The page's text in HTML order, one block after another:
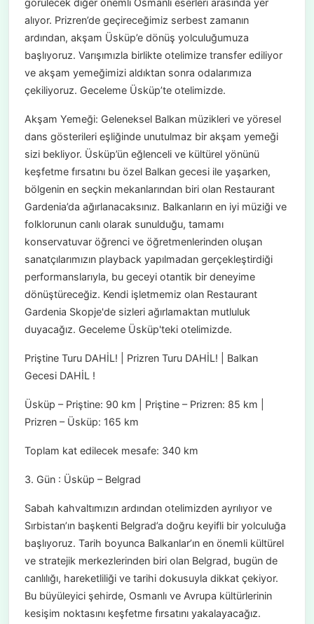
görülecek diğer önemli Osmanlı eserleri arasında yer
alıyor. Prizren’de geçireceğimiz serbest zamanın
ardından, akşam Üsküp’e dönüş yolculuğumuza
başlıyoruz. Varışımızla birlikte otelimize transfer ediliyor
ve akşam yemeğimizi aldıktan sonra odalarımıza
çekiliyoruz. Geceleme Üsküp’te otelimizde.
Akşam Yemeği: Geleneksel Balkan müzikleri ve yöresel
dans gösterileri eşliğinde unutulmaz bir akşam yemeği
sizi bekliyor. Üsküp’ün eğlenceli ve kültürel yönünü
keşfetme fırsatını bu özel Balkan gecesi ile yaşarken,
bölgenin en seçkin mekanlarından biri olan Restaurant
Gardenia’da ağırlanacaksınız. Balkanların en iyi müziği ve
folklorunun canlı olarak sunulduğu, tamamı
konservatuvar öğrenci ve öğretmenlerinden oluşan
sanatçılarımızın playback yapılmadan gerçekleştirdiği
performanslarıyla, bu geceyi otantik bir deneyime
dönüştüreceğiz. Kendi işletmemiz olan Restaurant
Gardenia Skopje'de sizleri ağırlamaktan mutluluk
duyacağız. Geceleme Üsküp'teki otelimizde.
Priştine Turu DAHİL! | Prizren Turu DAHİL! | Balkan
Gecesi DAHİL !
Üsküp – Priştine: 90 km | Priştine – Prizren: 85 km |
Prizren – Üsküp: 165 km
Toplam kat edilecek mesafe: 340 km
3. Gün : Üsküp – Belgrad
Sabah kahvaltımızın ardından otelimizden ayrılıyor ve
Sırbistan’ın başkenti Belgrad’a doğru keyifli bir yolculuğa
başlıyoruz. Tarih boyunca Balkanlar’ın en önemli kültürel
ve stratejik merkezlerinden biri olan Belgrad, bugün de
canlılığı, hareketliliği ve tarihi dokusuyla dikkat çekiyor.
Bu büyüleyici şehirde, Osmanlı ve Avrupa kültürlerinin
kesişim noktasını keşfetme fırsatını yakalayacağız.